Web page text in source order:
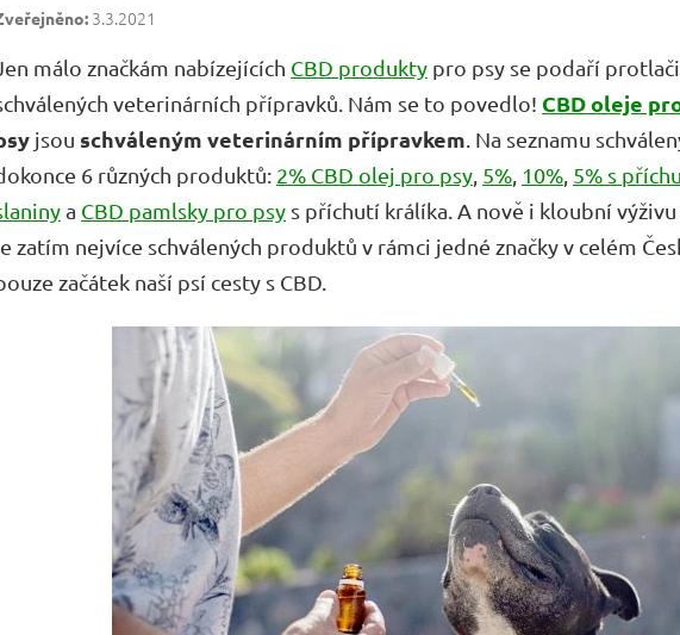
3.3.2021
Jen málo značkám nabízejících CBD produkty pro psy se podaří
veterinárních přípravků. Nám se to povedlo! CBD oleje
jsou schváleným veterinárním přípravkem . Na seznamu
6 různých produktů: 2% CBD olej pro psy 5% 10% 5% s
a CBD pamlsky pro psy s příchutí králíka. A nově i kloubní výživu
zatím nejvíce schválených produktů v rámci jedné značky v celém
začátek naší psí cesty s CBD.